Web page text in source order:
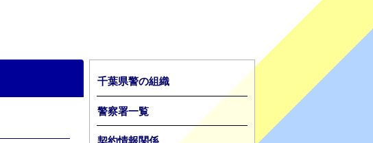
千葉県警の組織
警察署一覧
契約情報関係